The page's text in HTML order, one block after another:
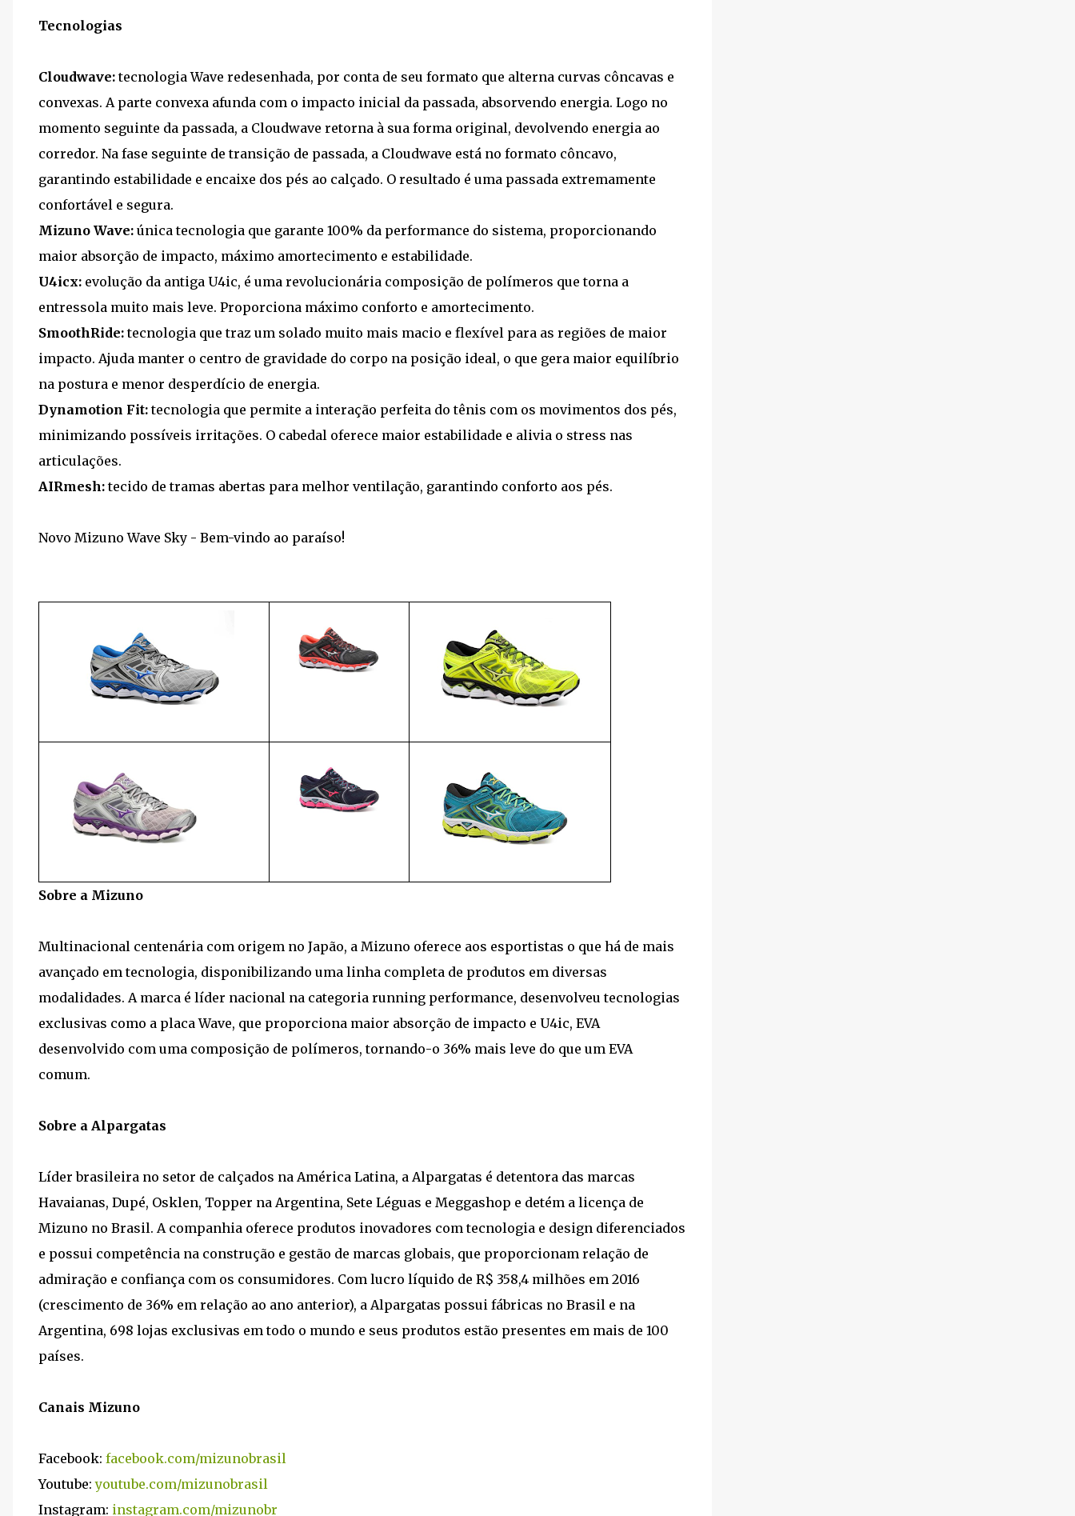
Tecnologias
Cloudwave:tecnologia Wave redesenhada, por conta de seu formato que alterna curvas côncavas e
convexas. A parte convexa afunda com o impacto inicial da passada, absorvendo energia. Logo no
momento seguinte da passada, a Cloudwave retorna à sua forma original, devolvendo energia ao
corredor. Na fase seguinte de transição de passada, a Cloudwave está no formato côncavo,
garantindo estabilidade e encaixe dos pés ao calçado. O resultado é uma passada extremamente
confortável e segura.
Mizuno Wave: única tecnologia que garante 100% da performance do sistema, proporcionando
maior absorção de impacto, máximo amortecimento e estabilidade.
U4icx: evolução da antiga U4ic, é uma revolucionária composição de polímeros que torna a
entressola muito mais leve. Proporciona máximo conforto e amortecimento.
SmoothRide:tecnologia que traz um solado muito mais macio e flexível para as regiões de maior
impacto. Ajuda manter o centro de gravidade do corpo na posição ideal, o que gera maior equilíbrio
na postura e menor desperdício de energia.
Dynamotion Fit:tecnologia que permite a interação perfeita do tênis com os movimentos dos pés,
minimizando possíveis irritações. O cabedal oferece maior estabilidade e alivia o stress nas
articulações.
AIRmesh:tecido de tramas abertas para melhor ventilação, garantindo conforto aos pés.
Novo Mizuno Wave Sky - Bem-vindo ao paraíso!
Sobre a Mizuno
Multinacional centenária com origem no Japão, a Mizuno oferece aos esportistas o que há de mais
avançado em tecnologia, disponibilizando uma linha completa de produtos em diversas
modalidades. A marca é líder nacional na categoria running performance, desenvolveu tecnologias
exclusivas como a placa Wave, que proporciona maior absorção de impacto e U4ic, EVA
desenvolvido com uma composição de polímeros, tornando-o 36% mais leve do que um EVA
comum.
Sobre a Alpargatas
Líder brasileira no setor de calçados na América Latina, a Alpargatas é detentora das marcas
Havaianas, Dupé, Osklen, Topper na Argentina, Sete Léguas e Meggashop e detém a licença de
Mizuno no Brasil. A companhia oferece produtos inovadores com tecnologia e design diferenciados
e possui competência na construção e gestão de marcas globais, que proporcionam relação de
admiração e confiança com os consumidores. Com lucro líquido de R$ 358,4 milhões em 2016
(crescimento de 36% em relação ao ano anterior), a Alpargatas possui fábricas no Brasil e na
Argentina, 698 lojas exclusivas em todo o mundo e seus produtos estão presentes em mais de 100
países.
Canais Mizuno
Facebook: facebook.com/mizunobrasil
Youtube:youtube.com/mizunobrasil
Instagram: instagram.com/mizunobr